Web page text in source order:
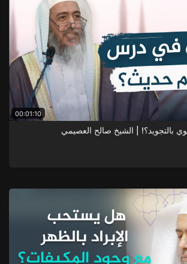
00:01:10
بالتجويد؟! | الشيخ صالح العصيمي